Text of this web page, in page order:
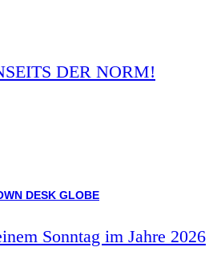
DER NORM!
Sonntag im Jahre 2026